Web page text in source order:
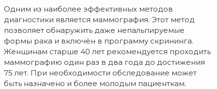
Одним из наиболее эффективных методов
диагностики является маммография. Этот метод
позволяет обнаружить даже непальпируемые
формы рака и включён в программу скрининга.
Женщинам старше 40 лет рекомендуется проходить
маммографию один раз в два года до достижения
75 лет. При необходимости обследование может
быть назначено и более молодым пациенткам.